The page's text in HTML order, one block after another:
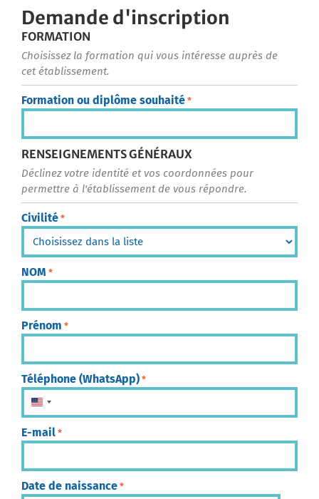
Demande d'inscription
FORMATION
Choisissez la formation qui vous intéresse auprès de
cet établissement.
Formation ou diplôme souhaité *
RENSEIGNEMENTS GÉNÉRAUX
Déclinez votre identité et vos coordonnées pour
permettre à l'établissement de vous répondre.
Civilité *
NOM *
Prénom *
Téléphone (WhatsApp) *
États-Unis +1
E-mail *
Date de naissance *